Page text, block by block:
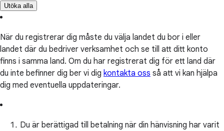
Utöka alla
När du registrerar dig måste du välja landet du bor i eller
landet där du bedriver verksamhet och se till att ditt konto
finns i samma land. Om du har registrerat dig för ett land där
du inte befinner dig ber vi dig kontakta oss så att vi kan hjälpa
dig med eventuella uppdateringar.
Du är berättigad till betalning när din hänvisning har varit